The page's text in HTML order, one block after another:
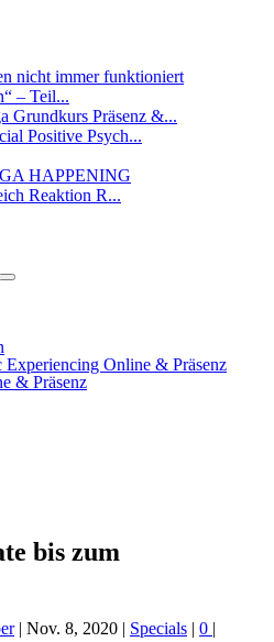
nicht immer funktioniert
– Teil...
Grundkurs Präsenz &...
Positive Psych...
HAPPENING
Reaktion R...
Experiencing Online & Präsenz
& Präsenz
bis zum
| Nov. 8, 2020 | Specials | 0 |